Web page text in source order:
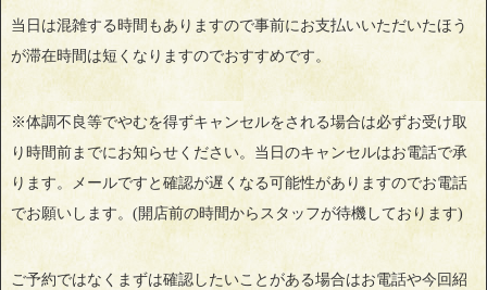
当日は混雑する時間もありますので事前にお支払いいただいたほう
が滞在時間は短くなりますのでおすすめです。
※体調不良等でやむを得ずキャンセルをされる場合は必ずお受け取
り時間前までにお知らせください。当日のキャンセルはお電話で承
ります。メールですと確認が遅くなる可能性がありますのでお電話
でお願いします。(開店前の時間からスタッフが待機しております)
ご予約ではなくまずは確認したいことがある場合はお電話や今回紹